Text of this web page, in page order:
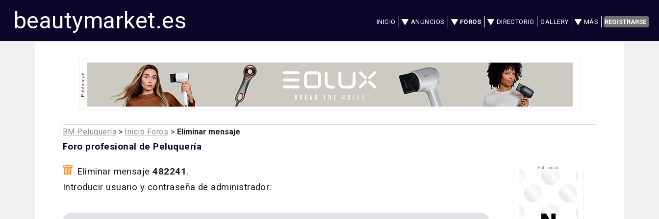
beautymarket.es INICIO ANUNCIOS FOROS DIRECTORIO GALLERY MÁS REGISTRARSE
BM Peluquería > Inicio Foros > Eliminar mensaje
Foro profesional de Peluquería
Eliminar mensaje482241.
Introducir usuario y contraseña de administrador: